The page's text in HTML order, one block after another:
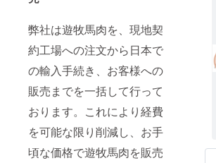
弊社は遊牧馬肉を、現地契
約工場への注文から日本で
の輸入手続き、お客様への
販売までを一括して行って
おります。これにより経費
を可能な限り削減し、お手
頃な価格で遊牧馬肉を販売